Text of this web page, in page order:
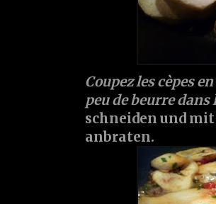
Coupez les cèpes
peu de beurre dans
schneiden und
anbraten.